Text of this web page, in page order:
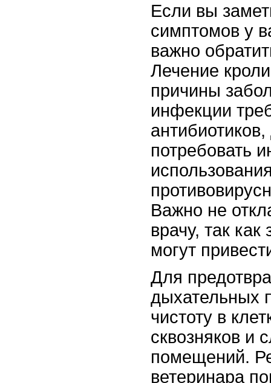
Если вы
симптомов у
важно
Лечение
причины
инфекции
потребовать
Важно не
врачу, так
могут
Для
дыхательных
чистоту в
сквозняков и
помещений.
ветеринара